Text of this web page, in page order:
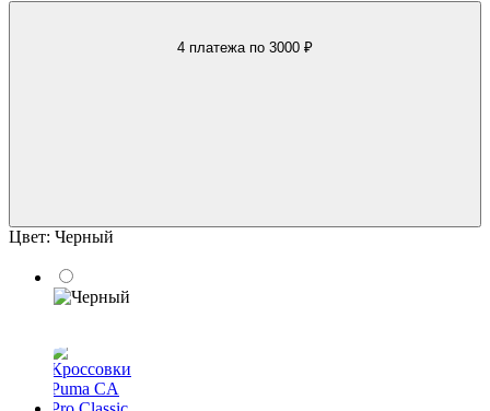
4 платежа по 3000 ₽
Цвет: Черный